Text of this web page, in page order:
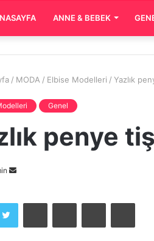
ANNE & BEBEK
/ MODA / Elbise Modelleri / Yazlık
Genel
penye
Bir
Twitter PinterestMessengerMessenger
Print